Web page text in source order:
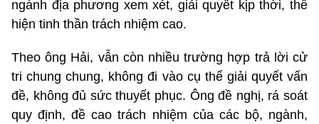
ngành địa phương xem xét, giải quyết kịp thời, thể
hiện tinh thần trách nhiệm cao.
Theo ông Hải, vẫn còn nhiều trường hợp trả lời cử
tri chung chung, không đi vào cụ thể giải quyết vấn
đề, không đủ sức thuyết phục. Ông đề nghị, rá soát
quy định, đề cao trách nhiệm của các bộ, ngành,